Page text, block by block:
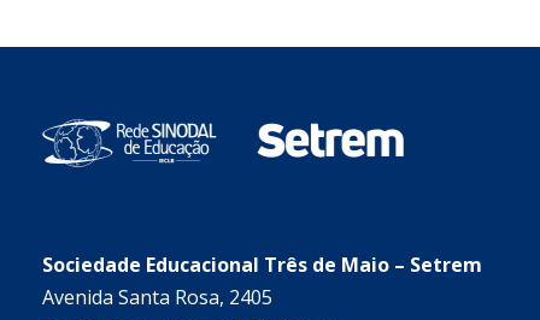
Sociedade Educacional Três de Maio – Setrem
Avenida Santa Rosa, 2405